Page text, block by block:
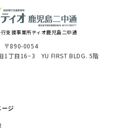
⽀援事業所ティオ鹿児島二中通
〒890-0054
1丁目16−3 YU FIRST BLDG. 5階
ージ